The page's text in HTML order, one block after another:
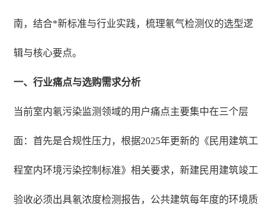
南，结合*新标准与行业实践，梳理氡气检测仪的选型逻
辑与核心要点。
一、行业痛点与选购需求分析
当前室内氡污染监测领域的用户痛点主要集中在三个层
面：首先是合规性压力，根据2025年更新的《民用建筑工
程室内环境污染控制标准》相关要求，新建民用建筑竣工
验收必须出具氡浓度检测报告，公共建筑每年度的环境质